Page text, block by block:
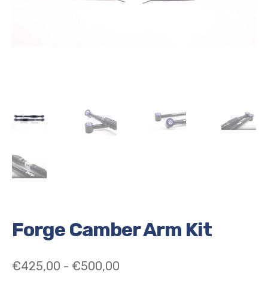
Forge Camber Arm Kit
€425,00 - €500,00Prijsklasse: